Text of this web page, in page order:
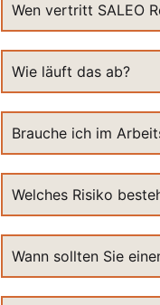
Wen vertritt SALEO
Wie läuft das ab?
Brauche ich im
Welches Risiko
Wann sollten Sie